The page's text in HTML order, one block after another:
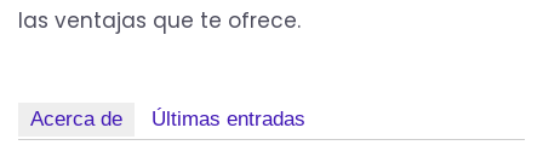
las ventajas que te ofrece.
Acerca de Últimas entradas